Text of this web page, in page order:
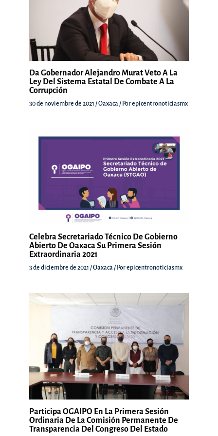
Da Gobernador Alejandro Murat Veto A La
Ley Del Sistema Estatal De Combate A La
Corrupción
30 de noviembre de 2021 /Oaxaca / Porepicentronoticiasmx
Celebra Secretariado Técnico De Gobierno
Abierto De Oaxaca Su Primera Sesión
Extraordinaria 2021
3 de diciembre de 2021 /Oaxaca / Porepicentronoticiasmx
Participa OGAIPO En La Primera Sesión
Ordinaria De La Comisión Permanente De
Transparencia Del Congreso Del Estado